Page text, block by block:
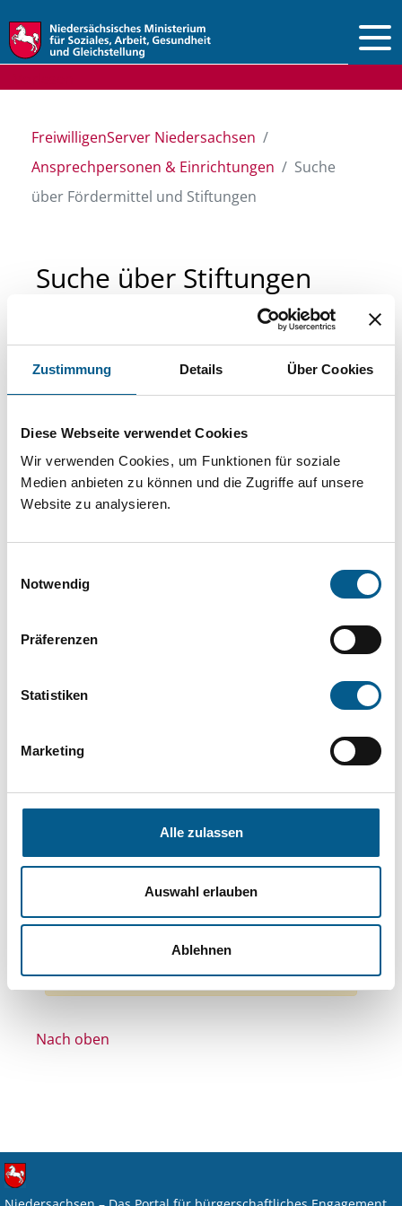
Zustimmung Details Über Cookies
Diese Webseite verwendet Cookies
Wir verwenden Cookies, um Funktionen für soziale
Medien anbieten zu können und die Zugriffe auf unsere
Website zu analysieren.
Notwendig
Präferenzen
Statistiken
Marketing
Alle zulassen
Auswahl erlauben
Ablehnen
FreiwilligenServer Niedersachsen
Ansprechpersonen & Einrichtungen
Suche
über Fördermittel und Stiftungen
Suche über Stiftungen
Sie suchen finanzielle Unterstützung für ein
direkt über unsere Fördermitteldatenbank und
Stiftungsdatenbank recherchieren. Bei der
Suche bitte die Groß- und Kleinschreibung
Bitte Suchbegriff eingeben. Ergebnisse
Kategorien verfeinert werden.
Suchen
Aktive Filter:
Themen: Wohltätige Zwecke
Themen: Wissenschaft und Forschung
Themen: Denkmalschutz
Themen: Seniorinnen, Senioren & Pflege
Themen: Sport
Alle Filter entfernen
Nach oben